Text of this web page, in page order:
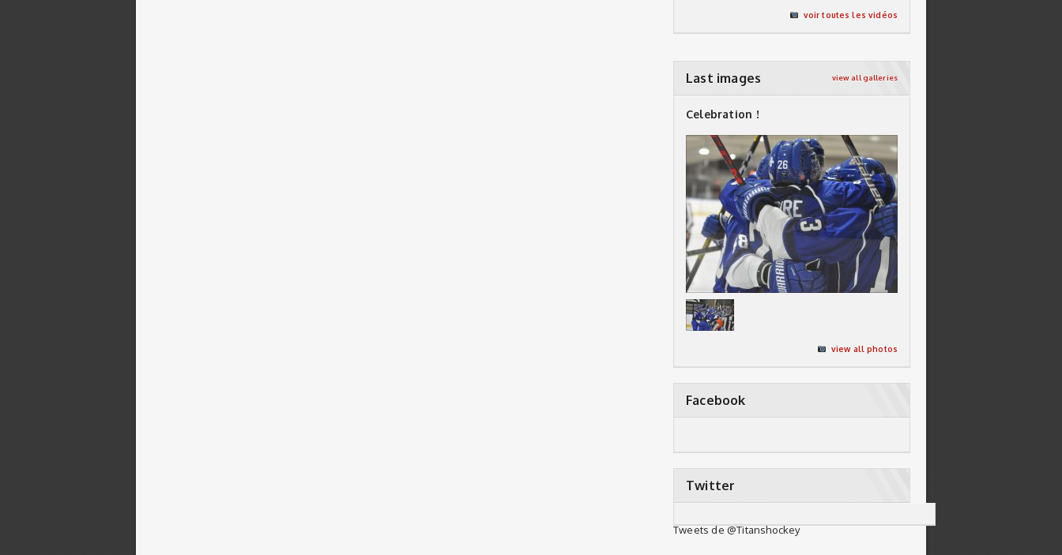
voir toutes les vidéos
Last images view all galleries
Celebration !
view all photos
Facebook
Twitter
Tweets de @Titanshockey